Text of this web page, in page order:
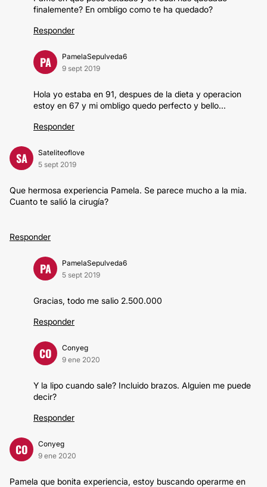
finalemente? En ombligo como te ha quedado?
Responder
PA
PamelaSepulveda6
9 sept 2019
Hola yo estaba en 91, despues de la dieta y operacion
estoy en 67 y mi ombligo quedo perfecto y bello...
Responder
SA
Sateliteoflove
5 sept 2019
Que hermosa experiencia Pamela. Se parece mucho a la mia.
Cuanto te salió la cirugía?
Responder
PA
PamelaSepulveda6
5 sept 2019
Gracias, todo me salio 2.500.000
Responder
CO
Conyeg
9 ene 2020
Y la lipo cuando sale? Incluido brazos. Alguien me puede
decir?
Responder
CO
Conyeg
9 ene 2020
Pamela que bonita experiencia, estoy buscando operarme en